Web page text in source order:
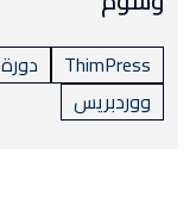
ThimPress دورة
ووردبريس